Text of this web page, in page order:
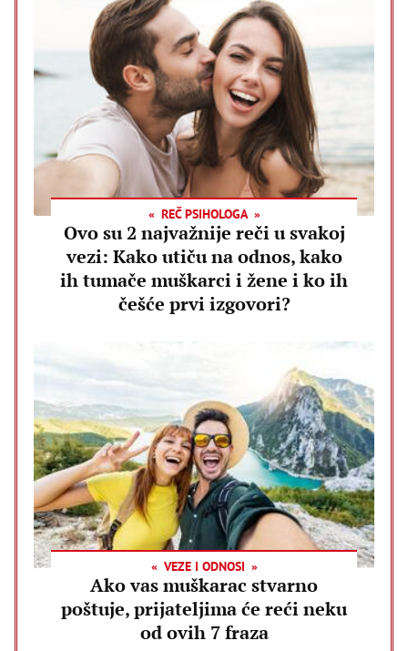
REČ PSIHOLOGA
Ovo su 2 najvažnije reči u svakoj
vezi: Kako utiču na odnos, kako
ih tumače muškarci i žene i ko ih
češće prvi izgovori?
VEZE I ODNOSI
Ako vas muškarac stvarno
poštuje, prijateljima će reći neku
od ovih 7 fraza